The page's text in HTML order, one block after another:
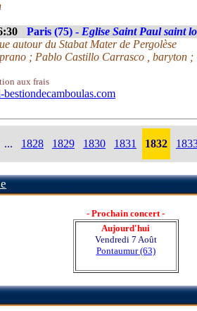
Paris (75) - Eglise Saint Paul saint
autour du Stabat Mater de Pergolèse
; Pablo Castillo Carrasco , baryton
aux frais
... 1828 1829 1830 1831 1832
- Prochain concert -
Aujourd'hui
Vendredi 7 Août
Pontaumur (63)